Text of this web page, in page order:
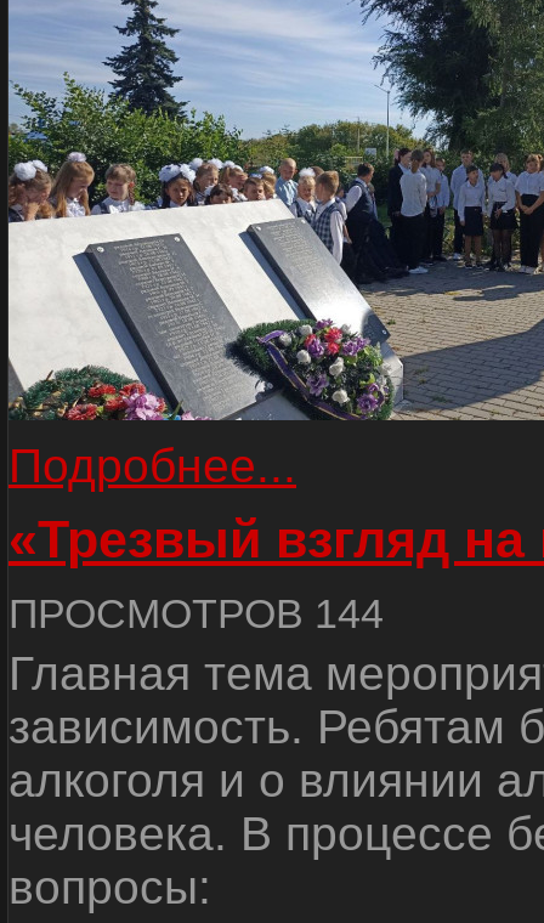
Подробнее...
«Трезвый взгляд на
ПРОСМОТРОВ 144
Главная тема
зависимость. Ребятам
алкоголя и о влиянии
человека. В процессе
вопросы: